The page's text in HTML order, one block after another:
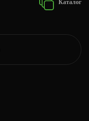
Каталог